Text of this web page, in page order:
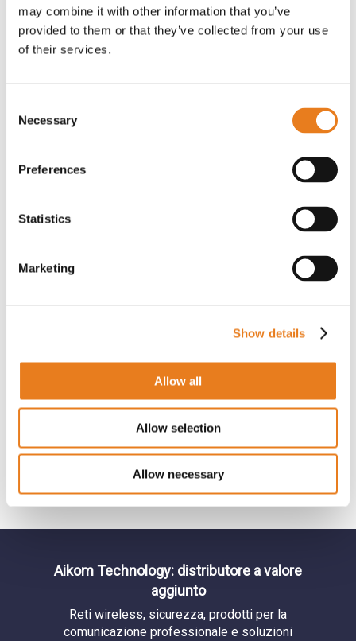
may combine it with other information that you’ve
provided to them or that they’ve collected from your use
of their services.
Selection
Necessary
Preferences
Statistics
Marketing
Show details
Allow all
Allow selection
Allow necessary
ACC
AI
Broadband
CnPilot
Controllo Accessi
COVID-19
Ethernet
Evento
Lettura Targhe
Aikom Technology: distributore a valore
aggiunto
Reti wireless, sicurezza, prodotti per la
comunicazione professionale e soluzioni